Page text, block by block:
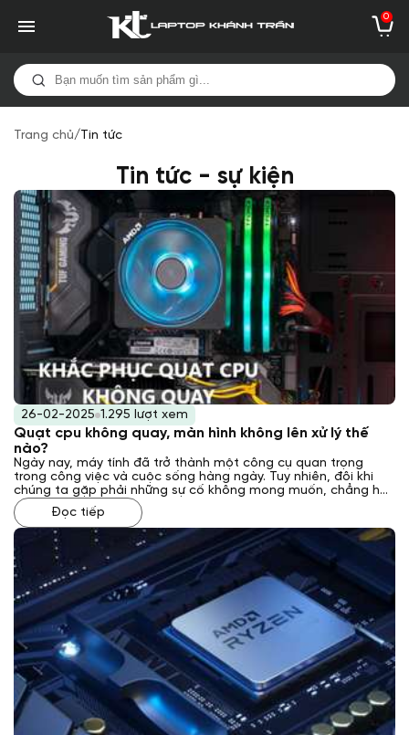
0
Trang chủ/Tin tức
Tin tức - sự kiện
26-02-2025 1.295 lượt xem
Quạt cpu không quay, màn hình không lên xử lý thế
nào?
Ngày nay, máy tính đã trở thành một công cụ quan trọng
trong công việc và cuộc sống hàng ngày. Tuy nhiên, đôi khi
chúng ta gặp phải những sự cố không mong muốn, chẳng hạn
như quạt CPU không quay và màn hình không lên. Vậy, khi gặp
phải tình huống lỗi này, chúng ta cần phải làm gì? Trong bài
viết sau đây, Laptop Khánh Trần sẽ cùng bạn tìm hiểu về các
nguyên nhân gây ra lỗi quạt CPU không quay, màn hình không
lên và cách xử lý hiệu quả để khắc phục sự cố này.
Đọc tiếp